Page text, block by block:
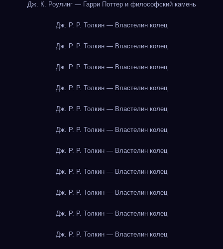
Дж. К. Роулинг — Гарри Поттер и философский камень
Дж. Р. Р. Толкин — Властелин колец
Дж. Р. Р. Толкин — Властелин колец
Дж. Р. Р. Толкин — Властелин колец
Дж. Р. Р. Толкин — Властелин колец
Дж. Р. Р. Толкин — Властелин колец
Дж. Р. Р. Толкин — Властелин колец
Дж. Р. Р. Толкин — Властелин колец
Дж. Р. Р. Толкин — Властелин колец
Дж. Р. Р. Толкин — Властелин колец
Дж. Р. Р. Толкин — Властелин колец
Дж. Р. Р. Толкин — Властелин колец